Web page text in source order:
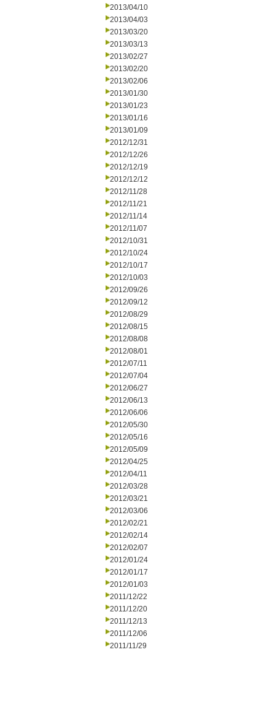
2013/04/10
2013/04/03
2013/03/20
2013/03/13
2013/02/27
2013/02/20
2013/02/06
2013/01/30
2013/01/23
2013/01/16
2013/01/09
2012/12/31
2012/12/26
2012/12/19
2012/12/12
2012/11/28
2012/11/21
2012/11/14
2012/11/07
2012/10/31
2012/10/24
2012/10/17
2012/10/03
2012/09/26
2012/09/12
2012/08/29
2012/08/15
2012/08/08
2012/08/01
2012/07/11
2012/07/04
2012/06/27
2012/06/13
2012/06/06
2012/05/30
2012/05/16
2012/05/09
2012/04/25
2012/04/11
2012/03/28
2012/03/21
2012/03/06
2012/02/21
2012/02/14
2012/02/07
2012/01/24
2012/01/17
2012/01/03
2011/12/22
2011/12/20
2011/12/13
2011/12/06
2011/11/29